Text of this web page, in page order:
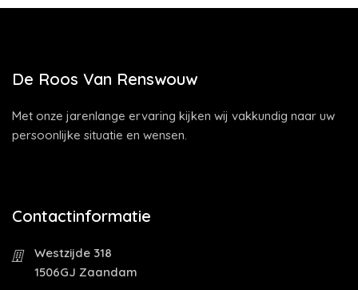
De Roos Van Renswouw
Met onze jarenlange ervaring kijken wij vakkundig naar uw
persoonlijke situatie en wensen.
Contactinformatie
Westzijde 318
1506GJ Zaandam